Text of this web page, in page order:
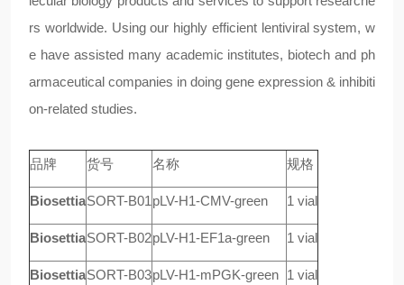
rs worldwide. Using our highly efficient lentiviral system, w
e have assisted many academic institutes, biotech and ph
armaceutical companies in doing gene expression & inhibiti
on-related studies.
品牌 货号 名称 规格
BiosettiaSORT-B01 pLV-H1-CMV-green 1 vial
BiosettiaSORT-B02pLV-H1-EF1a-green 1 vial
BiosettiaSORT-B03pLV-H1-mPGK-green 1 vial